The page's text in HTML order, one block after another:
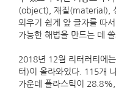
(object), 재질(material),
외우기 쉽게 앞 글자를 따
가능한 해법을 만드는 데 쓸
2018년 12월 리터러티에
터)이 올라와있다. 115개
가운데 플라스틱이